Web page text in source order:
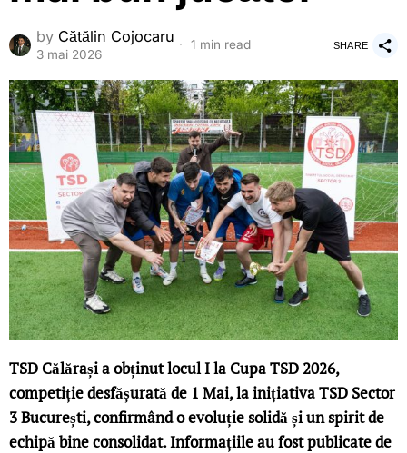
by Cătălin Cojocaru
3 mai 2026
1 min read SHARE
TSD Călărași a obținut locul I la Cupa TSD 2026,
competiție desfășurată de 1 Mai, la inițiativa TSD Sector
3 București, confirmând o evoluție solidă și un spirit de
echipă bine consolidat. Informațiile au fost publicate de